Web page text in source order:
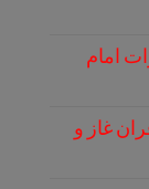
امام
غاز و